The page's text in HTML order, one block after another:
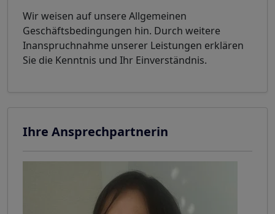
Wir weisen auf unsere Allgemeinen
Geschäftsbedingungen hin. Durch weitere
Inanspruchnahme unserer Leistungen erklären
Sie die Kenntnis und Ihr Einverständnis.
Ihre Ansprechpartnerin